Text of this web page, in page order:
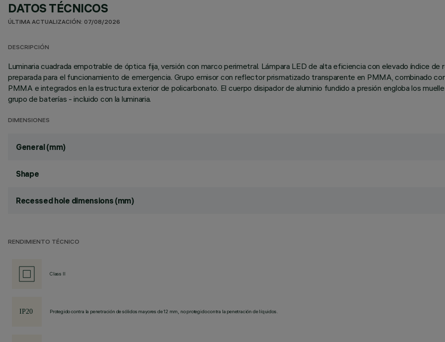
DATOS TÉCNICOS
ÚLTIMA ACTUALIZACIÓN: 07/08/2026
DESCRIPCIÓN
Luminaria cuadrada empotrable de óptica fija, versión con marco perimetral. Lámpara LED de alta eficiencia con elevado índice
preparada para el funcionamiento de emergencia. Grupo emisor con reflector prismatizado transparente en PMMA, combinado
PMMA e integrados en la estructura exterior de policarbonato. El cuerpo disipador de aluminio fundido a presión engloba los
grupo de baterías - incluido con la luminaria.
DIMENSIONES
General (mm)
Shape
Recessed hole dimensions (mm)
RENDIMIENTO TÉCNICO
Class II
Protegido contra la penetración de sólidos mayores de 12 mm, no protegido contra la penetración de líquidos.